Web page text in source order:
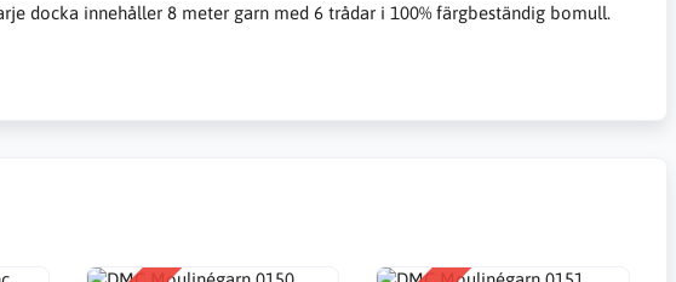
docka innehåller 8 meter garn med 6 trådar i 100% färgbeständig bomull.